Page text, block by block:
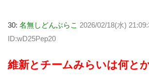
30: 名無しどんぶらこ 2026/02/18(水)
ID:wD25Pep20
維新とチームみらいは何と